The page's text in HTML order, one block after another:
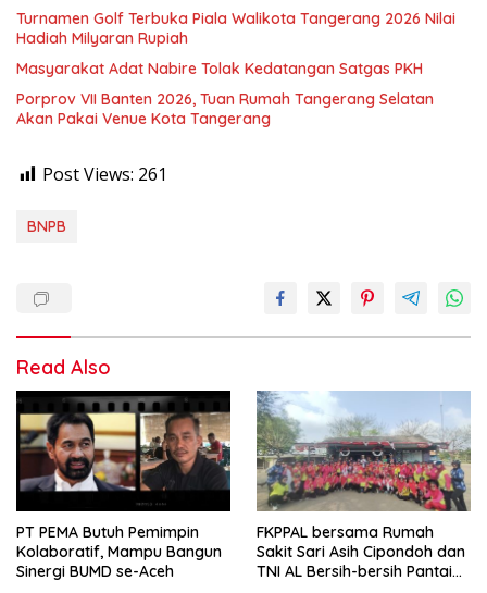
Turnamen Golf Terbuka Piala Walikota Tangerang 2026 Nilai
Hadiah Milyaran Rupiah
Masyarakat Adat Nabire Tolak Kedatangan Satgas PKH
Porprov VII Banten 2026, Tuan Rumah Tangerang Selatan
Akan Pakai Venue Kota Tangerang
Post Views: 261
BNPB
Read Also
PT PEMA Butuh Pemimpin
Kolaboratif, Mampu Bangun
Sinergi BUMD se-Aceh
FKPPAL bersama Rumah
Sakit Sari Asih Cipondoh dan
TNI AL Bersih-bersih Pantai